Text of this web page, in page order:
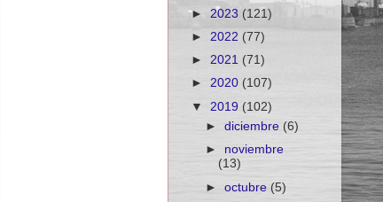
► 2023 (121)
► 2022 (77)
► 2021 (71)
► 2020 (107)
▼ 2019 (102)
►diciembre (6)
► noviembre
(13)
►octubre(5)